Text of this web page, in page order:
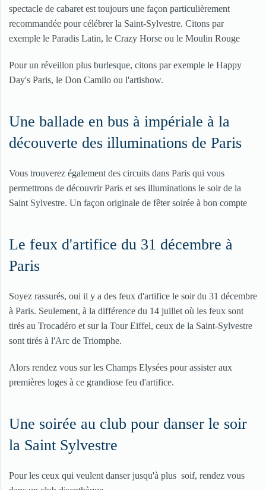
spectacle de cabaret est toujours une façon particulièrement
recommandée pour célébrer la Saint-Sylvestre. Citons par
exemple le Paradis Latin, le Crazy Horse ou le Moulin Rouge
Pour un réveillon plus burlesque, citons par exemple le Happy
Day's Paris, le Don Camilo ou l'artishow.
Une ballade en bus à impériale à la
découverte des illuminations de Paris
Vous trouverez également des circuits dans Paris qui vous
permettrons de découvrir Paris et ses illuminations le soir de la
Saint Sylvestre. Un façon originale de fêter soirée à bon compte
Le feux d'artifice du 31 décembre à
Paris
Soyez rassurés, oui il y a des feux d'artifice le soir du 31 décembre
à Paris. Seulement, à la différence du 14 juillet où les feux sont
tirés au Trocadéro et sur la Tour Eiffel, ceux de la Saint-Sylvestre
sont tirés à l'Arc de Triomphe.
Alors rendez vous sur les Champs Elysées pour assister aux
premières loges à ce grandiose feu d'artifice.
Une soirée au club pour danser le soir
la Saint Sylvestre
Pour les ceux qui veulent danser jusqu'à plus soif, rendez vous